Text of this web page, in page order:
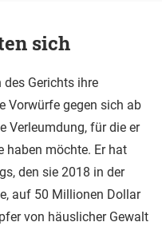
sich
des Gerichts ihre
Vorwürfe gegen sich ab
Verleumdung, für die er
haben möchte. Er hat
den sie 2018 in der
auf 50 Millionen Dollar
von häuslicher Gewalt